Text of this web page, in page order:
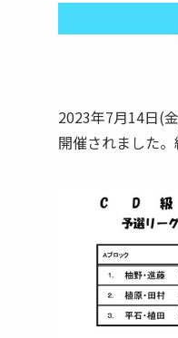
2023年7月14日(
開催されました